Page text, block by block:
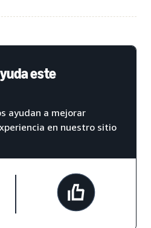
este
ayudan a mejorar
en nuestro sitio